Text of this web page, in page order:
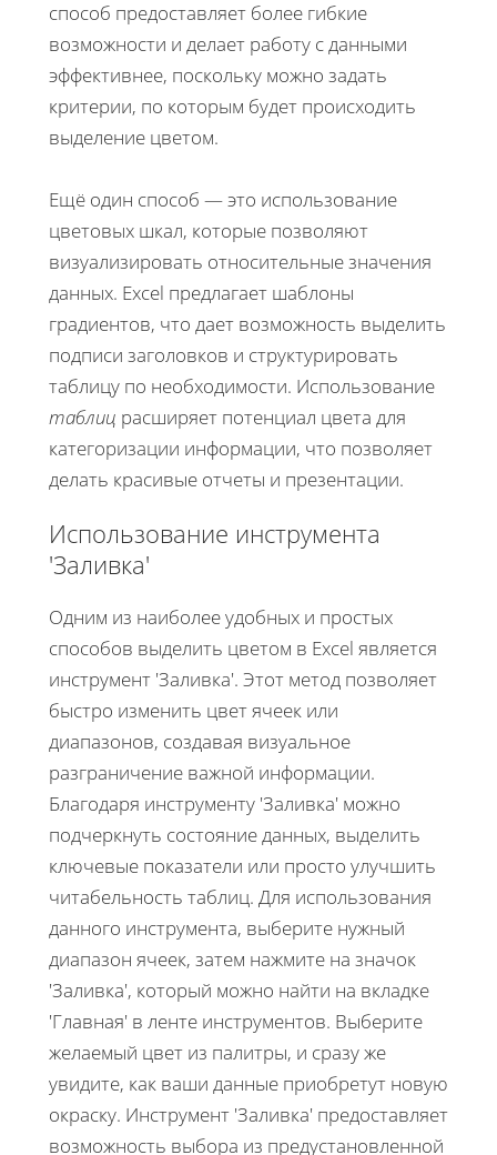
способ предоставляет более гибкие
возможности и делает работу с данными
эффективнее, поскольку можно задать
критерии, по которым будет происходить
выделение цветом.
Ещё один способ — это использование
цветовых шкал, которые позволяют
визуализировать относительные значения
данных. Excel предлагает шаблоны
градиентов, что дает возможность выделить
подписи заголовков и структурировать
таблицу по необходимости. Использование
таблиц расширяет потенциал цвета для
категоризации информации, что позволяет
делать красивые отчеты и презентации.
Использование инструмента
'Заливка'
Одним из наиболее удобных и простых
способов выделить цветом в Excel является
инструмент 'Заливка'. Этот метод позволяет
быстро изменить цвет ячеек или
диапазонов, создавая визуальное
разграничение важной информации.
Благодаря инструменту 'Заливка' можно
подчеркнуть состояние данных, выделить
ключевые показатели или просто улучшить
читабельность таблиц. Для использования
данного инструмента, выберите нужный
диапазон ячеек, затем нажмите на значок
'Заливка', который можно найти на вкладке
'Главная' в ленте инструментов. Выберите
желаемый цвет из палитры, и сразу же
увидите, как ваши данные приобретут новую
окраску. Инструмент 'Заливка' предоставляет
возможность выбора из предустановленной